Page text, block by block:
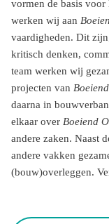
vormen de basis voor
werken wij aan
vaardigheden. Dit
kritisch denken,
team werken wij
projecten van
daarna in
elkaar over Boeiend
andere zaken. Naast
andere vakken
(bouw)overleggen.